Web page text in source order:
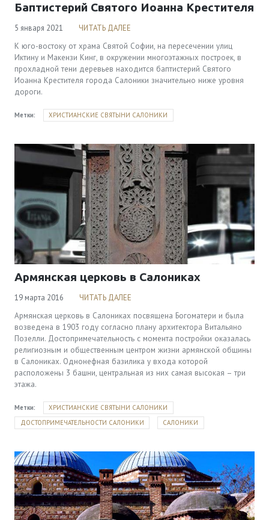
Баптистерий Святого Иоанна Крестителя
5 января 2021
ЧИТАТЬ ДАЛЕЕ
К юго-востоку от храма Святой Софии, на пересечении улиц
Иктину и Макензи Кинг, в окружении многоэтажных построек, в
прохладной тени деревьев находится баптистерий Святого
Иоанна Крестителя города Салоники значительно ниже уровня
дороги.
Метки: ХРИСТИАНСКИЕ СВЯТЫНИ САЛОНИКИ
Армянская церковь в Салониках
19 марта 2016
ЧИТАТЬ ДАЛЕЕ
Армянская церковь в Салониках посвящена Богоматери и была
возведена в 1903 году согласно плану архитектора Витальяно
Позелли. Достопримечательность с момента постройки оказалась
религиозным и общественным центром жизни армянской общины
в Салониках. Однонефная базилика у входа которой
расположены 3 башни, центральная из них самая высокая – три
этажа.
Метки:
ХРИСТИАНСКИЕ СВЯТЫНИ САЛОНИКИ
ДОСТОПРИМЕЧАТЕЛЬНОСТИ САЛОНИКИ
САЛОНИКИ